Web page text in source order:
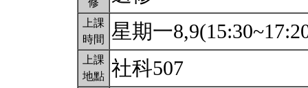
修
上課
時間
星期一
上課
地點 社科507